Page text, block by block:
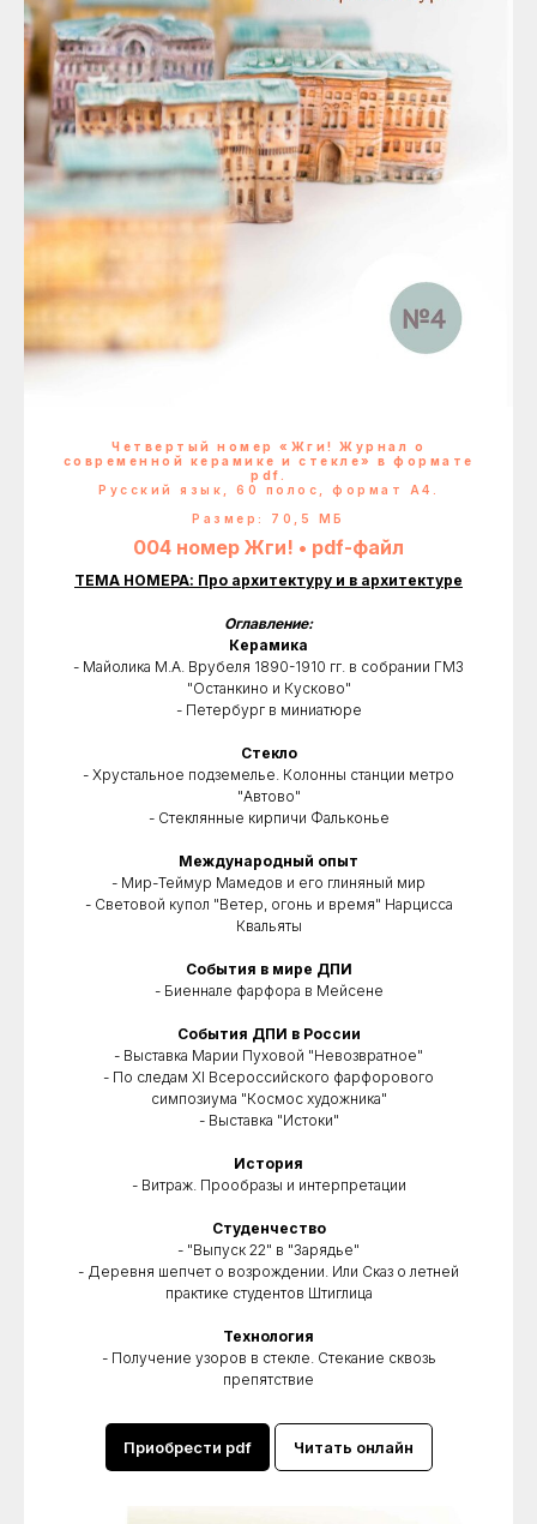
Четвертый номер «Жги! Журнал о
современной керамике и стекле» в формате
pdf.
Русский язык, 60 полос, формат А4.
Размер: 70,5 МБ
004 номер Жги! • pdf-файл
ТЕМА НОМЕРА: Про архитектуру и в архитектуре
Оглавление:
Керамика
- Майолика М.А. Врубеля 1890-1910 гг. в собрании ГМЗ
"Останкино и Кусково"
- Петербург в миниатюре
Стекло
- Хрустальное подземелье. Колонны станции метро
"Автово"
- Стеклянные кирпичи Фальконье
Международный опыт
- Мир-Теймур Мамедов и его глиняный мир
- Световой купол "Ветер, огонь и время" Нарцисса
Квальяты
События в мире ДПИ
- Биеннале фарфора в Мейсене
События ДПИ в России
- Выставка Марии Пуховой "Невозвратное"
- По следам XI Всероссийского фарфорового
симпозиума "Космос художника"
- Выставка "Истоки"
История
- Витраж. Прообразы и интерпретации
Студенчество
- "Выпуск 22" в "Зарядье"
- Деревня шепчет о возрождении. Или Сказ о летней
практике студентов Штиглица
Технология
- Получение узоров в стекле. Стекание сквозь
препятствие
Приобрести pdf Читать онлайн